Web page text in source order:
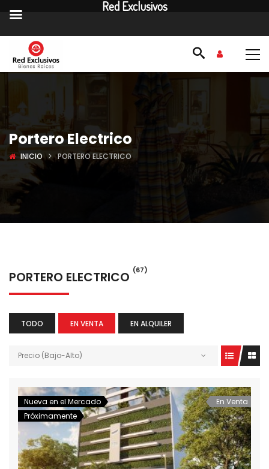
Portero Electrico
INICIO PORTERO ELECTRICO
PORTERO ELECTRICO (67)
TODO EN VENTA EN ALQUILER
Precio (Bajo-Alto)
Nueva en el Mercado
Próximamente
En Venta
Red Exclusivos